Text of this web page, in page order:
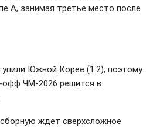
А, занимая третье место после
Южной Корее (1:2), поэтому
офф ЧМ-2026 решится в
ждет сверхсложное